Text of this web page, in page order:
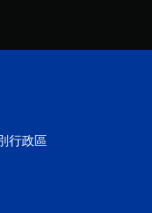
行政區